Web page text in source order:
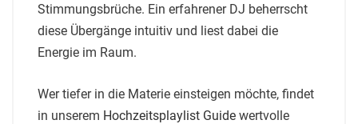
Stimmungsbrüche. Ein erfahrener DJ beherrscht
diese Übergänge intuitiv und liest dabei die
Energie im Raum.
Wer tiefer in die Materie einsteigen möchte, findet
in unserem Hochzeitsplaylist Guide wertvolle